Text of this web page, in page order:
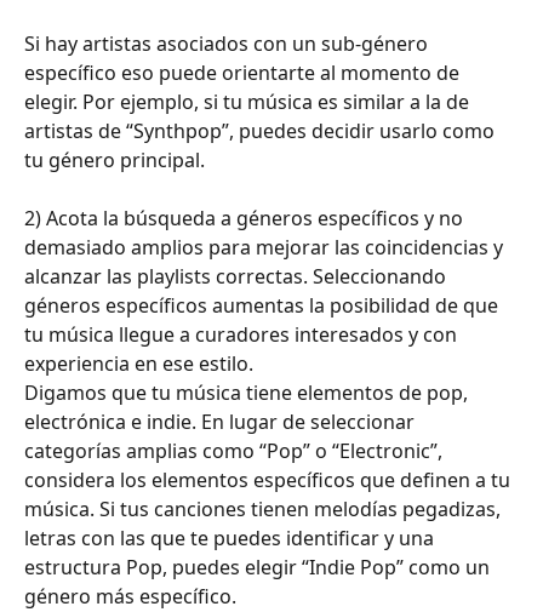
Si hay artistas asociados con un sub-género
específico eso puede orientarte al momento de
elegir. Por ejemplo, si tu música es similar a la de
artistas de “Synthpop”, puedes decidir usarlo como
tu género principal.
2) Acota la búsqueda a géneros específicos y no
demasiado amplios para mejorar las coincidencias y
alcanzar las playlists correctas. Seleccionando
géneros específicos aumentas la posibilidad de que
tu música llegue a curadores interesados y con
experiencia en ese estilo.
Digamos que tu música tiene elementos de pop,
electrónica e indie. En lugar de seleccionar
categorías amplias como “Pop” o “Electronic”,
considera los elementos específicos que definen a tu
música. Si tus canciones tienen melodías pegadizas,
letras con las que te puedes identificar y una
estructura Pop, puedes elegir “Indie Pop” como un
género más específico.